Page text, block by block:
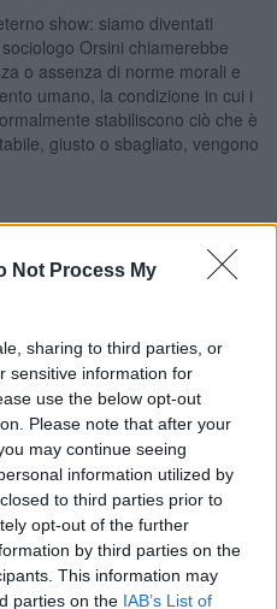
Not Process My
sharing to third parties, or
sensitive information for
use the below opt-out
Please note that after your
may continue seeing
information utilized by
to third parties prior to
opt-out of the further
by third parties on the
This information may
parties on the IAB’s List of
show: siamo diventati
Orsini chiamerebbe
o assenza di norme morali e
umano, la condizione in cui i
stabiliscono ciò che è
giusto o sbagliato, vengono
della Toscana iscriviti alla
Arriva gratis tutti i giorni
di posta.
Santoro
della complessità
la legge e l’impegno dei